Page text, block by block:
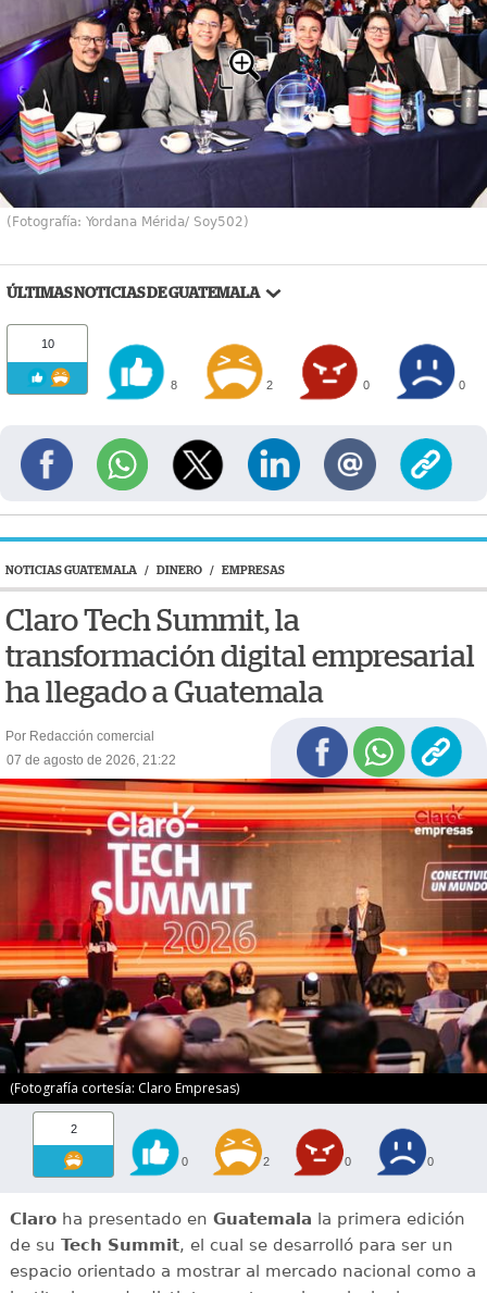
(Fotografía: Yordana Mérida/ Soy502)
ÚLTIMAS NOTICIAS DE GUATEMALA
10
8 2 0 0
NOTICIAS GUATEMALA / DINERO / EMPRESAS
Claro Tech Summit, la
transformación digital empresarial
ha llegado a Guatemala
Por Redacción comercial
07 de agosto de 2026, 21:22
(Fotografía cortesía: Claro Empresas)
2
0 2 0 0
Claroha presentado en Guatemala la primera edición
de su Tech Summit, el cual se desarrolló para ser un
espacio orientado a mostrar al mercado nacional como a